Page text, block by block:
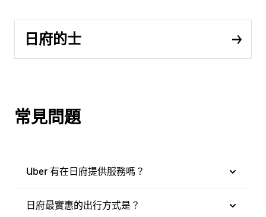
日府的士
常見問題
Uber 有在日府提供服務嗎？
日府最實惠的出行方式是？